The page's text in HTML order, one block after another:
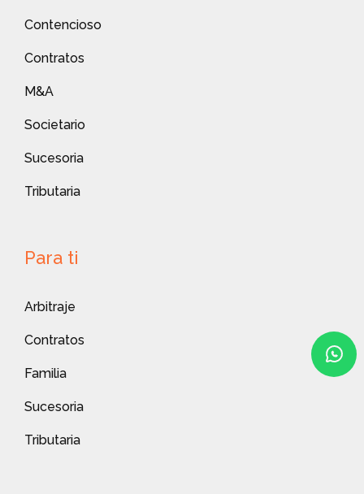
Contencioso
Contratos
M&A
Societario
Sucesoria
Tributaria
Para ti
Arbitraje
Contratos
Familia
Sucesoria
Tributaria